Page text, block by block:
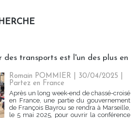
des transports est l'un des plus en
Romain POMMIER | 30/04/2025
Partez en France
Après un long week-end de chassé-croisé
en France, une partie du gouvernement
de François Bayrou se rendra à Marseille,
le 5 mai 2025, pour ouvrir la conférence